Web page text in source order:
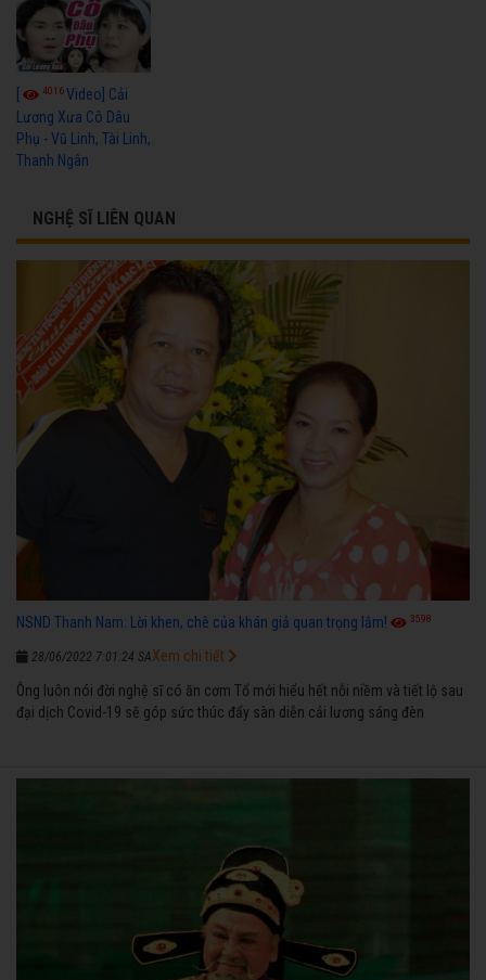
4016Video] Cải
Lương Xưa Cô Dâu
Phụ - Vũ Linh, Tài Linh,
Thanh Ngân
NGHỆ SĨ LIÊN QUAN
NSND Thanh Nam: Lời khen, chê của khán giả quan trọng lắm! 3598
28/06/2022 7:01:24 SA
Ông luôn nói đời nghệ sĩ có ăn cơm Tổ mới hiểu hết nỗi niềm và tiết lộ sau
đại dịch Covid-19 sẽ góp sức thúc đẩy sàn diễn cải lương sáng đèn
Xem chi tiết